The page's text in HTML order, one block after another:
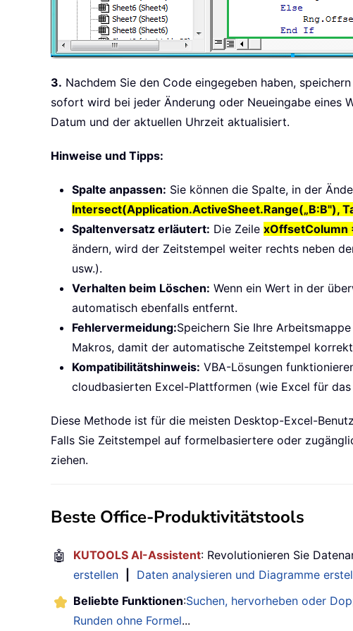
3. Nachdem Sie den Code eingegeben haben,
sofort wird bei jeder Änderung oder Neueingabe eines
Datum und der aktuellen Uhrzeit aktualisiert.
Hinweise und Tipps:
Spalte anpassen: Sie können die Spalte, in der
Intersect(Application.ActiveSheet.Range(„B:B"),
Spaltenversatz erläutert: Die Zeile xOffsetColumn
ändern, wird der Zeitstempel weiter rechts neben
usw.).
Verhalten beim Löschen: Wenn ein Wert in der
automatisch ebenfalls entfernt.
Fehlervermeidung:Speichern Sie Ihre
Makros, damit der automatische Zeitstempel
Kompatibilitätshinweis: VBA-Lösungen
cloudbasierten Excel-Plattformen (wie Excel für
Diese Methode ist für die meisten Desktop-Excel-
Falls Sie Zeitstempel auf formelbasiertere oder
ziehen.
Beste Office-Produktivitätstools
🤖 KUTOOLS AI-Assistent: Revolutionieren Sie
erstellen
Daten analysieren und Diagramme
Beliebte Funktionen:Suchen, hervorheben oder
Runden ohne Formel...